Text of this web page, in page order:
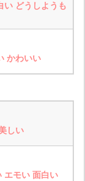
い どうしようも
かわいい
しい
エモい 面白い